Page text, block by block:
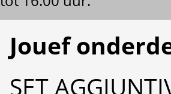
Jouef
SET